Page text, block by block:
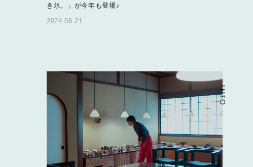
き氷。」が今年も登場♪
2024.06.21
INFO